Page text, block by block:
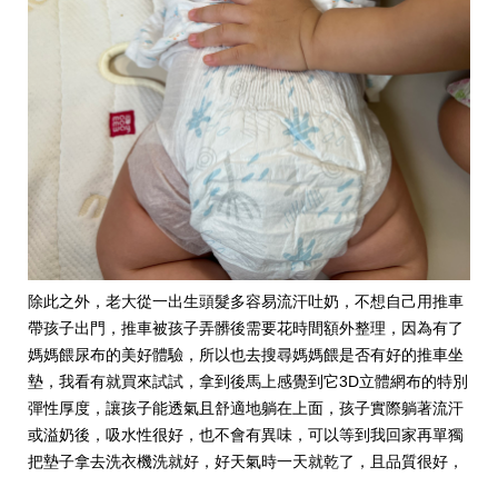
除此之外，老大從一出生頭髮多容易流汗吐奶，不想自己用推車
帶孩子出門，推車被孩子弄髒後需要花時間額外整理，因為有了
媽媽餵尿布的美好體驗，所以也去搜尋媽媽餵是否有好的推車坐
墊，我看有就買來試試，拿到後馬上感覺到它3D立體網布的特別
彈性厚度，讓孩子能透氣且舒適地躺在上面，孩子實際躺著流汗
或溢奶後，吸水性很好，也不會有異味，可以等到我回家再單獨
把墊子拿去洗衣機洗就好，好天氣時一天就乾了，且品質很好，